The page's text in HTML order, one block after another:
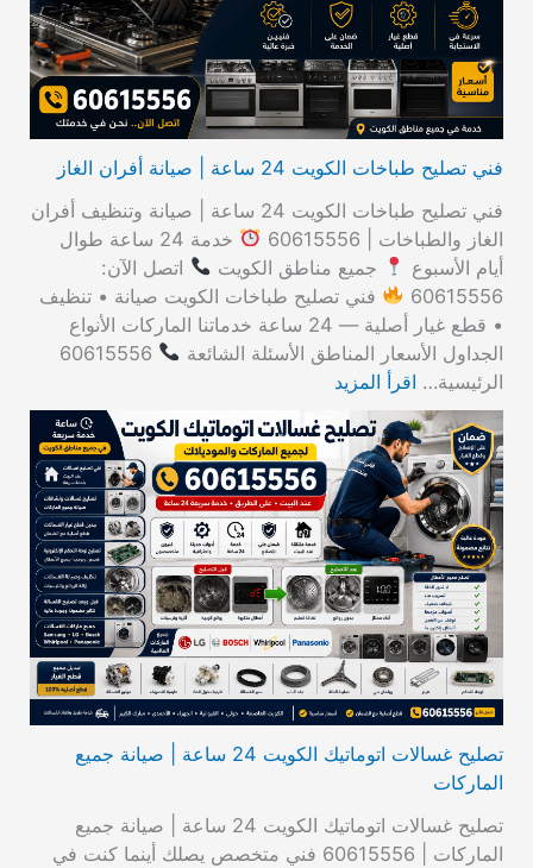
فني تصليح طباخات الكويت 24 ساعة | صيانة أفران الغاز
فني تصليح طباخات الكويت 24 ساعة | صيانة وتنظيف أفران
الغاز والطباخات | 60615556
خدمة 24 ساعة طوال
أيام الأسبوع
جميع مناطق الكويت
اتصل الآن:
60615556
فني تصليح طباخات الكويت صيانة • تنظيف
• قطع غيار أصلية — 24 ساعة خدماتنا الماركات الأنواع
الجداول الأسعار المناطق الأسئلة الشائعة
60615556
الرئيسية… اقرأ المزيد
تصليح غسالات اتوماتيك الكويت 24 ساعة | صيانة جميع
الماركات
تصليح غسالات اتوماتيك الكويت 24 ساعة | صيانة جميع
الماركات | 60615556 فني متخصص يصلك أينما كنت في